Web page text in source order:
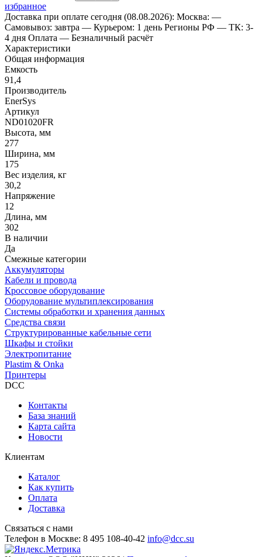
избранное
Доставка при оплате сегодня (08.08.2026): Москва: —
Самовывоз: завтра — Курьером: 1 день Регионы РФ — ТК: 3-
4 дня Оплата — Безналичный расчёт
Характеристики
Общая информация
Емкость
91,4
Производитель
EnerSys
Артикул
ND01020FR
Высота, мм
277
Ширина, мм
175
Вес изделия, кг
30,2
Напряжение
12
Длина, мм
302
В наличии
Да
Смежные категории
Аккумуляторы
Кабели и провода
Кроссовое оборудование
Оборудование мультиплексирования
Системы обработки и хранения данных
Средства связи
Структурированные кабельные сети
Шкафы и стойки
Электропитание
Plastim & Onka
Принтеры
DCC
Контакты
База знаний
Карта сайта
Новости
Клиентам
Каталог
Как купить
Оплата
Доставка
Связаться с нами
Телефон в Москве: 8 495 108-40-42 info@dcc.su